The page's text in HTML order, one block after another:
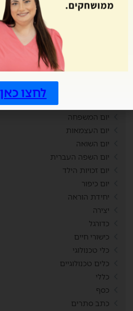
טורניר משחקים
טיפים לסטודנטים
יום המשפחה
יום העצמאות
יום השואה
יום השפה העברית
יום זכויות הילד
יום כיפור
יחידת הוראה
יצירה
כדורגל
כישורי חיים
כלי טכנולוגי
כלים טכנולוגיים
כללי
כסף
כתב סתרים
לחצו כאן